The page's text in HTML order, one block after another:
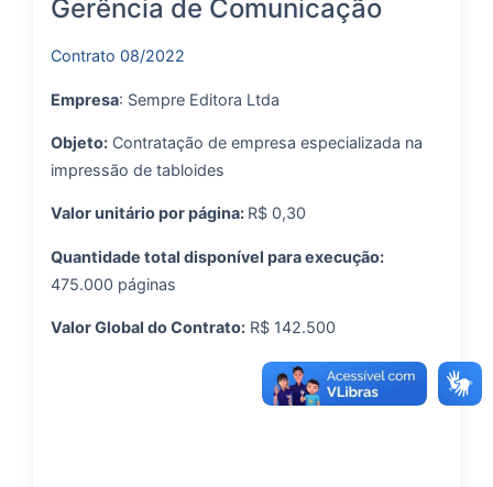
Gerência de Comunicação
Contrato 08/2022
Empresa: Sempre Editora Ltda
Objeto: Contratação de empresa especializada na
impressão de tabloides
Valor unitário por página: R$ 0,30
Quantidade total disponível para execução:
475.000 páginas
Valor Global do Contrato: R$ 142.500